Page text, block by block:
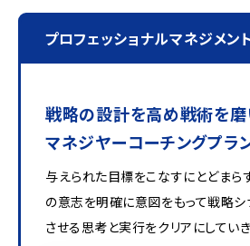
プロフェッショナルマネジメン
戦略の設計を高め戦術を磨
マネジヤーコーチングプラ
与えられた目標をこなすにとどまら
の意志を明確に意図をもって戦略
させる思考と実行をクリアにしてい